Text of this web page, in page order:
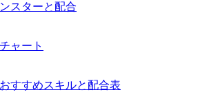
スターと配合
ャート
すすめスキルと配合表